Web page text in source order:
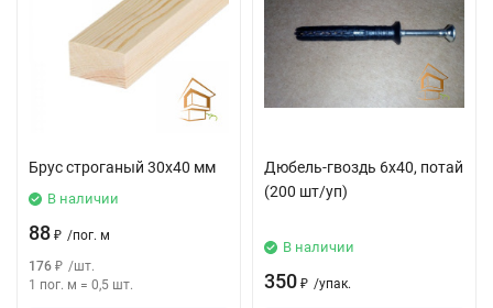
Брус строганый 30х40 мм
В наличии
88 ₽ /пог. м
176 ₽ /шт.
1 пог. м = 0,5 шт.
Дюбель-гвоздь 6х40, потай
(200 шт/уп)
В наличии
350 ₽ /упак.